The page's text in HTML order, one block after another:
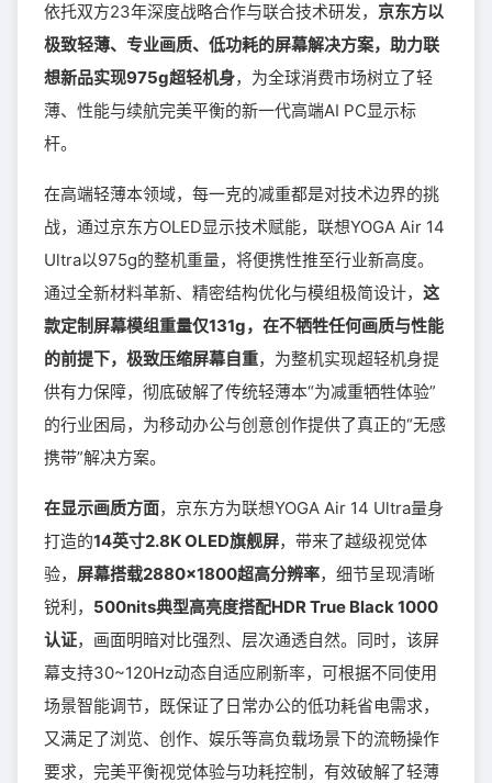
依托双方23年深度战略合作与联合技术研发， 京东方以
极致轻薄、专业画质、低功耗的屏幕解决方案，助力联
想新品实现975g超轻机身，为全球消费市场树立了轻
薄、性能与续航完美平衡的新一代高端AI PC显示标
杆。
在高端轻薄本领域，每一克的减重都是对技术边界的挑
战，通过京东方OLED显示技术赋能，联想YOGA Air 14
Ultra以975g的整机重量，将便携性推至行业新高度。
通过全新材料革新、精密结构优化与模组极简设计， 这
款定制屏幕模组重量仅131g，在不牺牲任何画质与性能
的前提下，极致压缩屏幕自重，为整机实现超轻机身提
供有力保障，彻底破解了传统轻薄本“为减重牺牲体验”
的行业困局，为移动办公与创意创作提供了真正的“无感
携带”解决方案。
在显示画质方面，京东方为联想YOGA Air 14 Ultra量身
打造的14英寸2.8K OLED旗舰屏，带来了越级视觉体
验， 屏幕搭载2880×1800超高分辨率，细节呈现清晰
锐利， 500nits典型高亮度搭配HDR True Black 1000
认证，画面明暗对比强烈、层次通透自然。同时，该屏
幕支持30~120Hz动态自适应刷新率，可根据不同使用
场景智能调节，既保证了日常办公的低功耗省电需求，
又满足了浏览、创作、娱乐等高负载场景下的流畅操作
要求，完美平衡视觉体验与功耗控制，有效破解了轻薄